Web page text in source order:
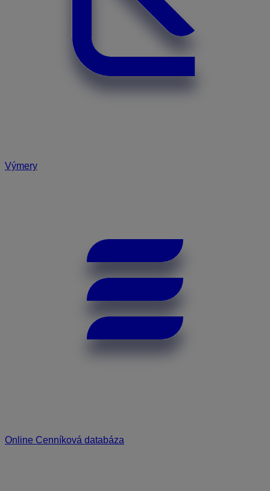
Výmery
Online Cenníková databáza